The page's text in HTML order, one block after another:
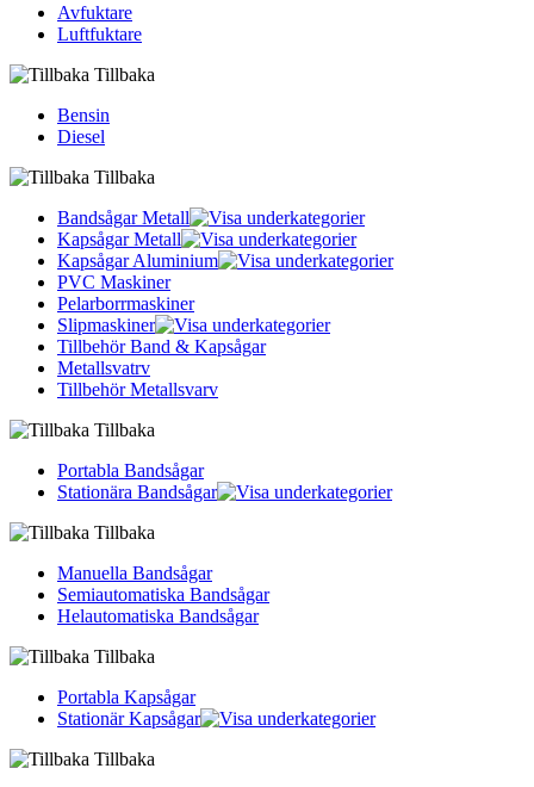
Avfuktare
Luftfuktare
Tillbaka
Bensin
Diesel
Tillbaka
Bandsågar Metall
Kapsågar Metall
Kapsågar Aluminium
PVC Maskiner
Pelarborrmaskiner
Slipmaskiner
Tillbehör Band & Kapsågar
Metallsvatrv
Tillbehör Metallsvarv
Tillbaka
Portabla Bandsågar
Stationära Bandsågar
Tillbaka
Manuella Bandsågar
Semiautomatiska Bandsågar
Helautomatiska Bandsågar
Tillbaka
Portabla Kapsågar
Stationär Kapsågar
Tillbaka